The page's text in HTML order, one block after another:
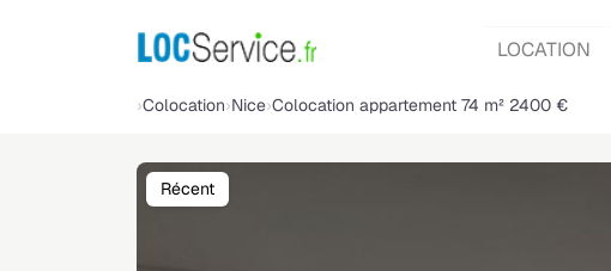
LOCATION
Colocation Nice Colocation appartement 74 m² 2400 €
Récent